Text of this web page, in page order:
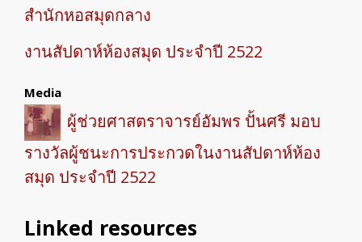
สำนักหอสมุดกลาง
งานสัปดาห์ห้องสมุด ประจำปี 2522
Media
ผู้ช่วยศาสตราจารย์อัมพร ปั้นศรี มอบ
รางวัลผู้ชนะการประกวดในงานสัปดาห์ห้อง
สมุด ประจำปี 2522
Linked resources